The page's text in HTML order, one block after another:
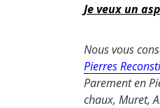
Je veux un
Nous vous
Pierres
Parement en
chaux, Muret,